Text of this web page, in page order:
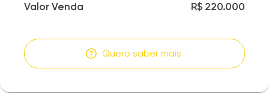
Valor Venda R$ 220.000
Quero saber mais